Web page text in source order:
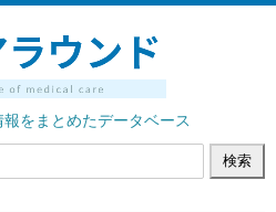
をまとめたデータベース